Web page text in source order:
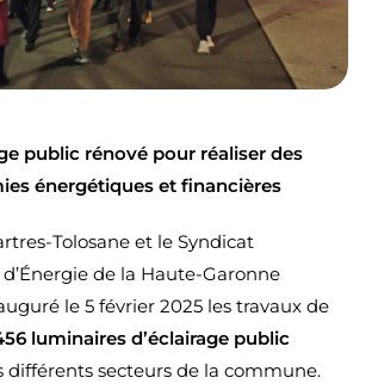
public rénové pour réaliser des
énergétiques et financières
Tolosane et le Syndicat
de la Haute-Garonne
le 5 février 2025 les travaux de
luminaires d’éclairage public
différents secteurs de la commune.